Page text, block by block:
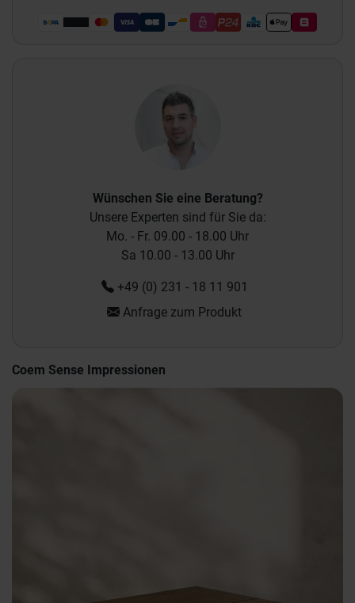
Wünschen Sie eine Beratung?
Unsere Experten sind für Sie da:
Mo. - Fr. 09.00 - 18.00 Uhr
Sa 10.00 - 13.00 Uhr
+49 (0) 231 - 18 11 901
Anfrage zum Produkt
Coem Sense Impressionen